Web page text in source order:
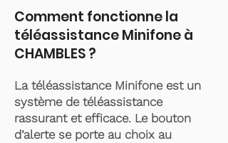
Comment fonctionne la
téléassistance Minifone à
CHAMBLES ?
La téléassistance Minifone est un
système de téléassistance
rassurant et efficace. Le bouton
d’alerte se porte au choix au